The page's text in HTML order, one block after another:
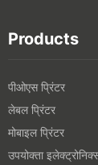
Products
पीओएस प्रिंटर
लेबल प्रिंटर
मोबाइल प्रिंटर
उपयोक्ता